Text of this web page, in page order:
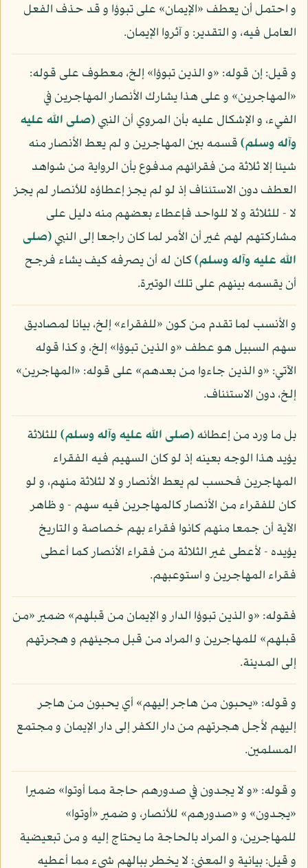
و احتمل أن يعطف «الإيمان» على تبوؤا و قد حذف الفعل
العامل فيه، و التقدير: و آثروا الإيمان.
و قيل: إن قوله: «و الذين تبوؤا» إلخ، معطوف على قوله:
«المهاجرين» و على هذا يشارك الأنصار المهاجرين في
الفيء، و الإشكال عليه بأن المروي أن النبي(صلى الله عليه
وآله وسلم)قسمه بين المهاجرين و لم يعط الأنصار منه
شيئا إلا ثلاثة من فقرائهم مدفوع بأن الرواية من شواهد
العطف دون الاستئناف إذ لو لم يجز إعطاؤه للأنصار لم يجز
لا - للثلاثة و لا للواحد فإعطاء بعضهم منه دليل على
مشاركتهم لهم غير أن الأمر لما كان راجعا إلى النبي(صلى
الله عليه وآله وسلم)كان له أن يصرفه كيف يشاء فرجح
أن يقسمه بينهم على تلك الوتيرة.
و الأنسب لما تقدم من كون «للفقراء» إلخ، بيانا لمصاديق
سهم السبيل هو عطف «و الذين تبوؤا» إلخ، و كذا قوله
الآتي: «و الذين جاءوا من بعدهم» على قوله: «المهاجرين»
إلخ، دون الاستئناف.
بل ما ورد من إعطائه(صلى الله عليه وآله وسلم)للثلاثة
يؤيد هذا الوجه بعينه إذ لو كان السهيم فيه الفقراء
المهاجرين فحسب لم يعط الأنصار و لا لثلاثة منهم، و لو
كان للفقراء من الأنصار كالمهاجرين فيه سهم - و ظاهر
الآية أن جمعا منهم كانوا فقراء بهم خصاصة و التاريخ
يؤيده - لأعطى غير الثلاثة من فقراء الأنصار كما أعطى
فقراء المهاجرين و استوعبهم.
فقوله: «و الذين تبوؤا الدار و الإيمان من قبلهم» ضمير «من
قبلهم» للمهاجرين و المراد من قبل مجيئهم و هجرتهم
إلى المدينة.
و قوله: «يحبون من هاجر إليهم» أي يحبون من هاجر
إليهم لأجل هجرتهم من دار الكفر إلى دار الإيمان و مجتمع
المسلمين.
و قوله: «و لا يجدون في صدورهم حاجة مما أوتوا» ضميرا
«يجدون» و «صدورهم» للأنصار، و ضمير «أوتوا»
للمهاجرين، و المراد بالحاجة ما يحتاج إليه و من تبعيضية
و قيل: بيانية و المعنى: لا يخطر ببالهم شيء مما أعطيه